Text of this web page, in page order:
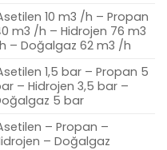
10 m3 /h – Propan
m3 /h – Hidrojen 76 m3
– Doğalgaz 62 m3 /h
1,5 bar – Propan 5
– Hidrojen 3,5 bar –
5 bar
– Propan –
– Doğalgaz